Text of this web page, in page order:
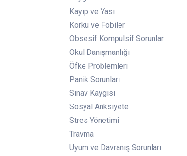
Kayıp ve Yası
Korku ve Fobiler
Obsesif Kompulsif Sorunlar
Okul Danışmanlığı
Öfke Problemleri
Panik Sorunları
Sınav Kaygısı
Sosyal Anksiyete
Stres Yönetimi
Travma
Uyum ve Davranış Sorunları